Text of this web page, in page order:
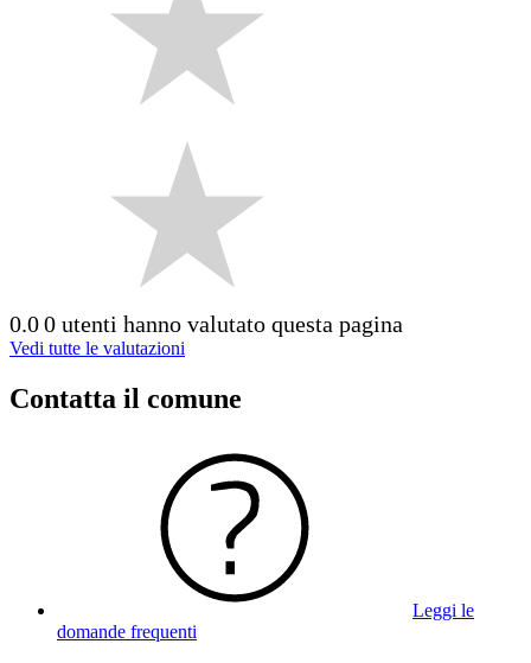
0.00 utenti hanno valutato questa pagina
Vedi tutte le valutazioni
Contatta il comune
Leggi le
domande frequenti